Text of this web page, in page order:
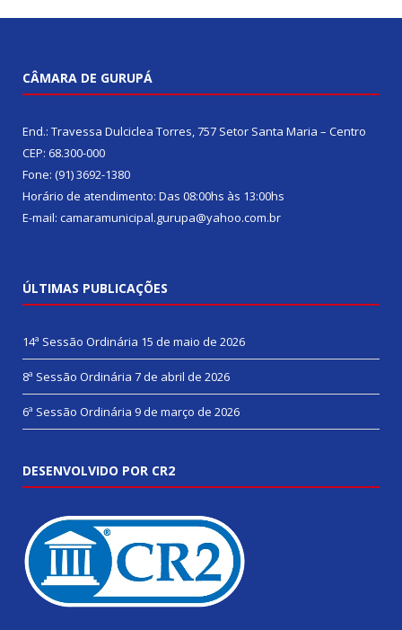
CÂMARA DE GURUPÁ
End.: Travessa Dulciclea Torres, 757 Setor Santa Maria – Centro
CEP: 68.300-000
Fone: (91) 3692-1380
Horário de atendimento: Das 08:00hs às 13:00hs
E-mail: camaramunicipal.gurupa@yahoo.com.br
ÚLTIMAS PUBLICAÇÕES
14ª Sessão Ordinária 15 de maio de 2026
8ª Sessão Ordinária 7 de abril de 2026
6ª Sessão Ordinária 9 de março de 2026
DESENVOLVIDO POR CR2